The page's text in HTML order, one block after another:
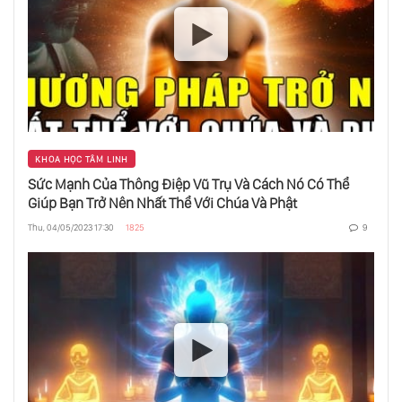
Linh Của Bạn
Tại Sao Cái Tôi Khăng Khăng Phủ Nhận Thói
Nghiện Của Nó?
Tần Số Ánh Sáng Tăng Hay Giảm Phụ Thuộc
Thư Viện Akashic - Khám Phá Khả Năng
Chữa Lành Năng Lượng Trong Bạn
Khám Phá Cách Tăng Sức Mạnh Tâm Linh
Của Bạn Với Trạng Thái Merkaba
Bí Mật Về Sức Mạnh Tiềm Thức: Giải Mã
Năng Lực Tiềm Ẩn Trong Bạn
KHOA HỌC TÂM LINH
Sức Mạnh Của Thông Điệp Vũ Trụ Và Cách Nó Có Thể
Giúp Bạn Trở Nên Nhất Thể Với Chúa Và Phật
Thu, 04/05/2023 17:30 1825 9